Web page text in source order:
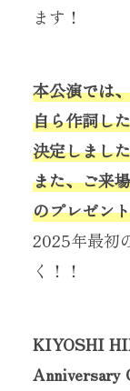
ます！
本公演では
自ら作詞し
決定しまし
また、ご来
のプレゼン
2025年最初
く！！
KIYOSHI
Anniversary